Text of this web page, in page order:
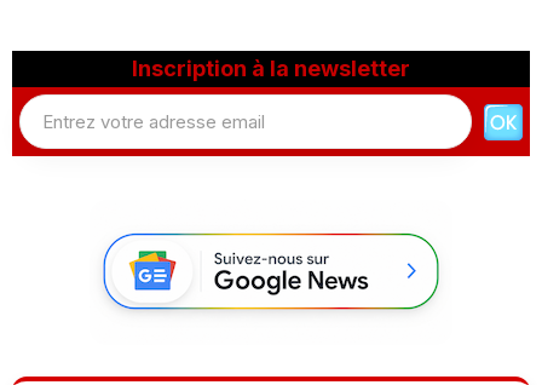
Inscription à la newsletter